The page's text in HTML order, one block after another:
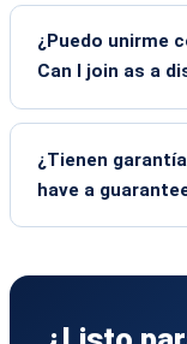
¿Puedo unirme
Can I join as a
¿Tienen
have a